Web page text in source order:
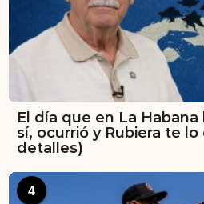
El día que en La
sí, ocurrió y Rubiera te
detalles)
4